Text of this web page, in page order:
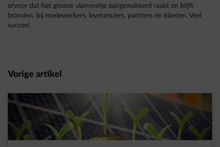
ervoor dat het groene vlammetje aangewakkerd raakt en blijft
branden, bij medewerkers, leveranciers, partners en klanten. Veel
succes!
Vorige artikel